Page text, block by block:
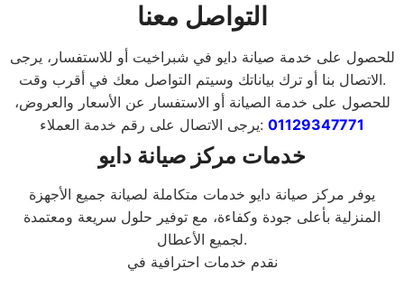
التواصل معنا
للحصول على خدمة صيانة دايو في شبراخيت أو للاستفسار، يرجى
الاتصال بنا أو ترك بياناتك وسيتم التواصل معك في أقرب وقت.
للحصول على خدمة الصيانة أو الاستفسار عن الأسعار والعروض،
يرجى الاتصال على رقم خدمة العملاء: 01129347771
خدمات مركز صيانة دايو
يوفر مركز صيانة دايو خدمات متكاملة لصيانة جميع الأجهزة
المنزلية بأعلى جودة وكفاءة، مع توفير حلول سريعة ومعتمدة
لجميع الأعطال.
نقدم خدمات احترافية في